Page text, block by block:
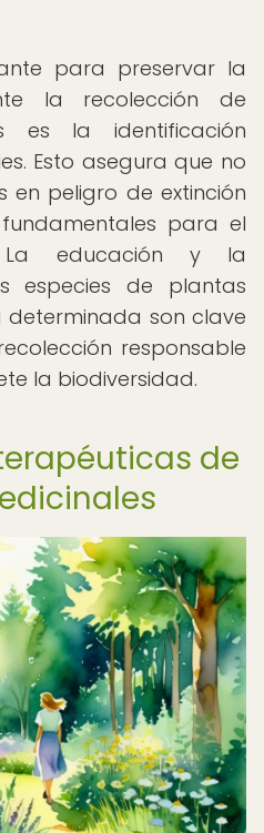
para preservar la
la recolección de
es la identificación
Esto asegura que no
en peligro de extinción
para el
La educación y la
especies de plantas
determinada son clave
responsable
la biodiversidad.
de